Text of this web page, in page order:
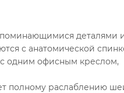
деталями
с анатомической
одним офисным креслом,
полному раслаблению